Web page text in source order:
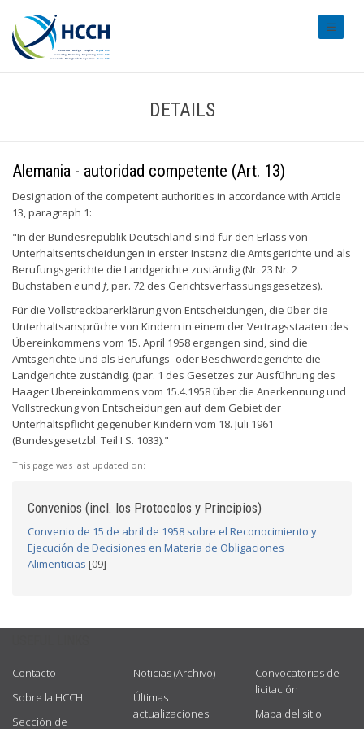
DETAILS
Alemania - autoridad competente (Art. 13)
Designation of the competent authorities in accordance with Article
13, paragraph 1:
"In der Bundesrepublik Deutschland sind für den Erlass von
Unterhaltsentscheidungen in erster Instanz die Amtsgerichte und als
Berufungsgerichte die Landgerichte zuständig (Nr. 23 Nr. 2
Buchstaben eund f, par. 72 des Gerichtsverfassungsgesetzes).
Für die Vollstreckbarerklärung von Entscheidungen, die über die
Unterhaltsansprüche von Kindern in einem der Vertragsstaaten des
Übereinkommens vom 15. April 1958 ergangen sind, sind die
Amtsgerichte und als Berufungs- oder Beschwerdegerichte die
Landgerichte zuständig. (par. 1 des Gesetzes zur Ausführung des
Haager Übereinkommens vom 15.4.1958 über die Anerkennung und
Vollstreckung von Entscheidungen auf dem Gebiet der
Unterhaltspflicht gegenüber Kindern vom 18. Juli 1961
(Bundesgesetzbl. Teil I S. 1033)."
This page was last updated on:
Convenios (incl. los Protocolos y Principios)
Convenio de 15 de abril de 1958 sobre el Reconocimiento y
Ejecución de Decisiones en Materia de Obligaciones
Alimenticias [09]
Contacto
Sobre la HCCH
Sección de
Noticias (Archivo)
Últimas
actualizaciones
Convocatorias de
licitación
Mapa del sitio